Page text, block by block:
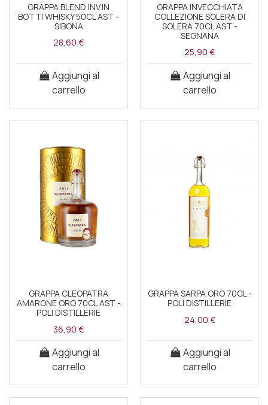
GRAPPA BLEND INV.IN
BOTTI WHISKY 50CL AST -
SIBONA
28,60 €
Aggiungi al
carrello
GRAPPA INVECCHIATA
COLLEZIONE SOLERA DI
SOLERA 70CL AST -
SEGNANA
25,90 €
Aggiungi al
carrello
GRAPPA CLEOPATRA
AMARONE ORO 70CL AST -
POLI DISTILLERIE
36,90 €
Aggiungi al
carrello
GRAPPA SARPA ORO 70CL -
POLI DISTILLERIE
24,00 €
Aggiungi al
carrello